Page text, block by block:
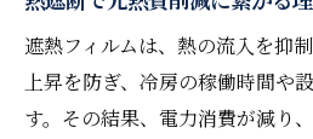
遮熱フィルムは、熱の流入を抑
上昇を防ぎ、冷房の稼働時間や
す。その結果、電力消費が減り